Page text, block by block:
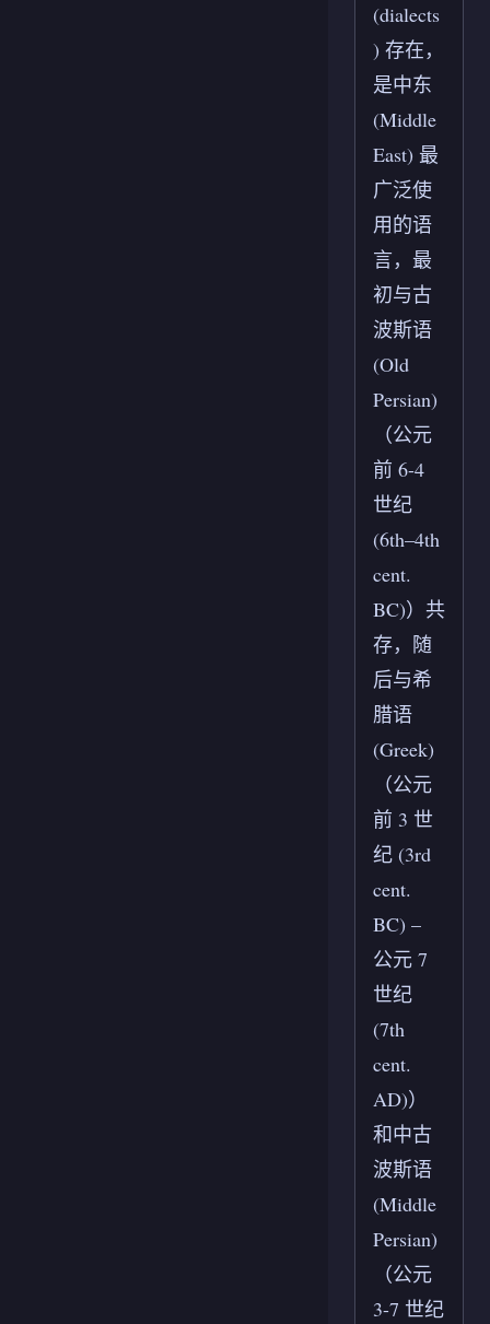
(dialects
) 存在，
是中东
(Middle
East) 最
广泛使
用的语
言，最
初与古
波斯语
(Old
Persian)
（公元
前 6-4
世纪
(6th–4th
cent.
BC)）共
存，随
后与希
腊语
(Greek)
（公元
前 3 世
纪 (3rd
cent.
BC) –
公元 7
世纪
(7th
cent.
AD)）
和中古
波斯语
(Middle
Persian)
（公元
3-7 世纪